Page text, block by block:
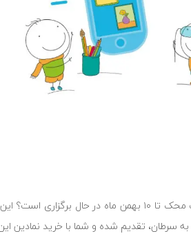
در وب سایت محک تا ۱۰ بهمن ماه در حال
به سرطان، تقدیم شده و شما با خرید نمادین